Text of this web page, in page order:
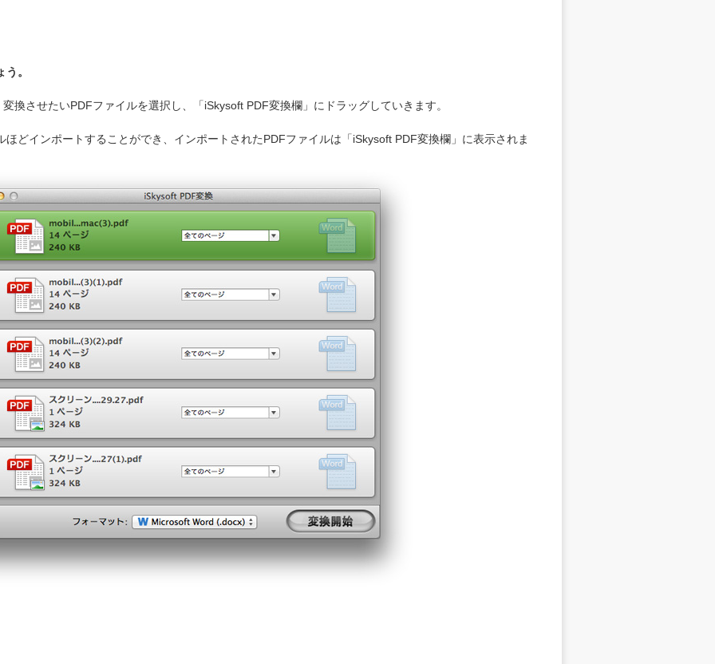
。
換させたいPDFファイルを選択し、「iSkysoft PDF変換欄」にドラッグしていきます。
どインポートすることができ、インポートされたPDFファイルは「iSkysoft PDF変換欄」に表示されま